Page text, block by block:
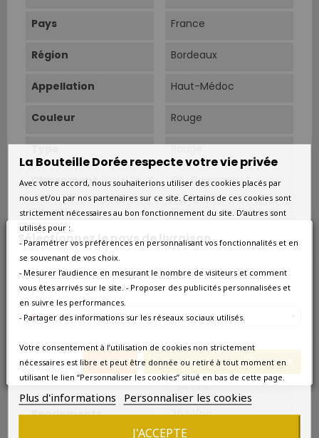
Sélectionnez le pays de livraison
Nos prix et les frais peuvent varier en fonction du
pays/de la région de livraison.
France métropolitaine
Annuler Enregistrer les modifications
Pays France
Région Bordeaux
Appellation Haut-Médoc
Couleur Rouge
Type Rouge
Classement Cru Bourgeois
Situation
Plateau à une altitude
proximité des
appellations Saint
Superficie
50 ha.
Sols
Graves garonnaises
Mindel.
Âge Du Vignoble
Age moyen des vignes
: 34 ans.
Rendements
36 hl/ha.
La Bouteille Dorée respecte votre vie privée
Avec votre accord, nous souhaiterions utiliser des cookies placés par
nous et/ou par nos partenaires sur ce site. Certains de ces cookies sont
strictement nécessaires au bon fonctionnement du site. D’autres sont
utilisés pour :
- Paramétrer vos préférences en personnalisant vos fonctionnalités et en
se souvenant de vos choix.
- Mesurer l’audience en mesurant le nombre de visiteurs et comment
vous êtes arrivés sur le site. - Proposer des publicités personnalisées et
en suivre les performances.
- Partager des informations sur les réseaux sociaux utilisés.
Votre consentement à l’utilisation de cookies non strictement
nécessaires est libre et peut être donnée ou retiré à tout moment en
utilisant le lien “Personnaliser les cookies” situé en bas de cette page.
Plus d'informations Personnaliser les cookies
J'ACCEPTE